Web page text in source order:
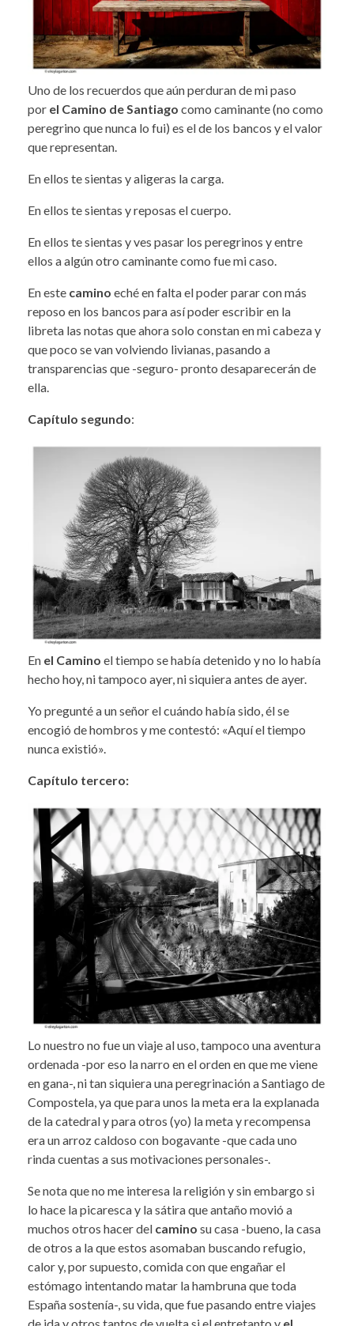
Uno de los recuerdos que aún perduran de mi paso
por el Camino de Santiago como caminante (no como
peregrino que nunca lo fui) es el de los bancos y el valor
que representan.
En ellos te sientas y aligeras la carga.
En ellos te sientas y reposas el cuerpo.
En ellos te sientas y ves pasar los peregrinos y entre
ellos a algún otro caminante como fue mi caso.
En este camino eché en falta el poder parar con más
reposo en los bancos para así poder escribir en la
libreta las notas que ahora solo constan en mi cabeza y
que poco se van volviendo livianas, pasando a
transparencias que -seguro- pronto desaparecerán de
ella.
Capítulo segundo:
En el Camino el tiempo se había detenido y no lo había
hecho hoy, ni tampoco ayer, ni siquiera antes de ayer.
Yo pregunté a un señor el cuándo había sido, él se
encogió de hombros y me contestó: «Aquí el tiempo
nunca existió».
Capítulo tercero:
Lo nuestro no fue un viaje al uso, tampoco una aventura
ordenada -por eso la narro en el orden en que me viene
en gana-, ni tan siquiera una peregrinación a Santiago de
Compostela, ya que para unos la meta era la explanada
de la catedral y para otros (yo) la meta y recompensa
era un arroz caldoso con bogavante -que cada uno
rinda cuentas a sus motivaciones personales-.
Se nota que no me interesa la religión y sin embargo si
lo hace la picaresca y la sátira que antaño movió a
muchos otros hacer del camino su casa -bueno, la casa
de otros a la que estos asomaban buscando refugio,
calor y, por supuesto, comida con que engañar el
estómago intentando matar la hambruna que toda
España sostenía-, su vida, que fue pasando entre viajes